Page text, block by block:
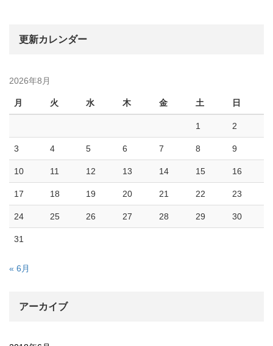
更新カレンダー
2026年8月
月 火 水 木 金 土 日
1 2
3 4 5 6 7 8 9
10 11 12 13 14 15 16
17 18 19 20 21 22 23
24 25 26 27 28 29 30
31
« 6月
アーカイブ